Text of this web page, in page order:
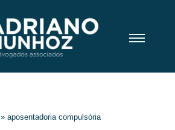
» aposentadoria compulsória